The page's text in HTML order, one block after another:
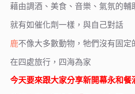
藉由調酒、美食、音樂、氣氛的輔
就有如催化劑一樣，與自己對話
鹿不像大多數動物，牠們沒有固定
在四處旅行，四海為家
今天要來跟大家分享新開幕永和餐